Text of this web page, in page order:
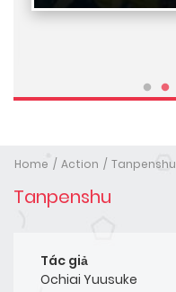
Home Action Tanpenshu
Tanpenshu
Tác giả
Ochiai Yuusuke